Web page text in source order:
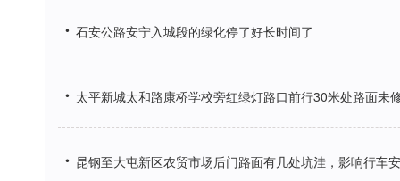
• 石安公路安宁入城段的绿化停了好长时间了
• 太平新城太和路康桥学校旁红绿灯路口前行30米处路面未
• 昆钢至大屯新区农贸市场后门路面有几处坑洼，影响行车